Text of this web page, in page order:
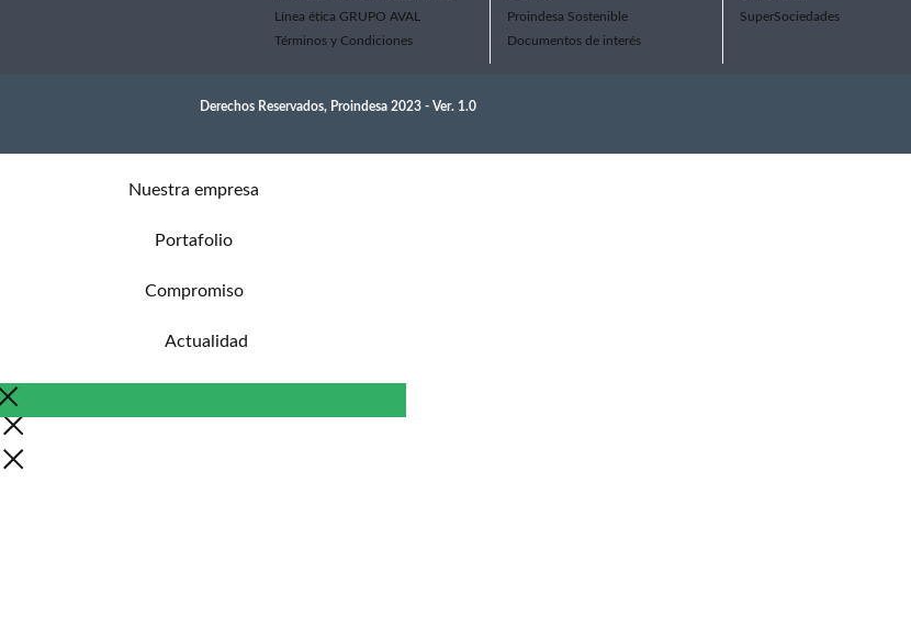
Línea ética GRUPO AVAL
Términos y Condiciones
Proindesa Sostenible
Documentos de interés
SuperSociedades
Derechos Reservados, Proindesa 2023 - Ver. 1.0
Nuestra empresa
Portafolio
Compromiso
Actualidad